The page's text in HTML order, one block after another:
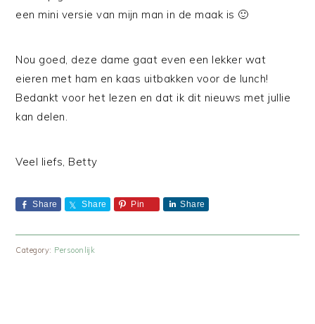
een mini versie van mijn man in de maak is 🙂
Nou goed, deze dame gaat even een lekker wat
eieren met ham en kaas uitbakken voor de lunch!
Bedankt voor het lezen en dat ik dit nieuws met jullie
kan delen.
Veel liefs, Betty
Share Share Pin Share
Category: Persoonlijk